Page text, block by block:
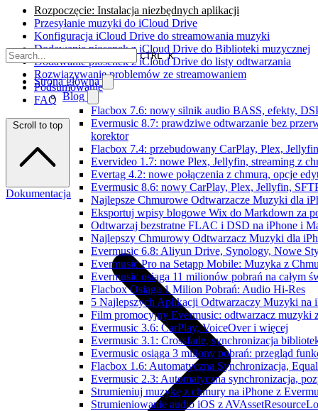
CTRL K
Strona główna
Blog
Flacbox 7.6: nowy silnik audio BASS, efekty,
Evermusic 8.7: prawdziwe odtwarzanie bez
korektor
Flacbox 7.4: przebudowany CarPlay, Plex,
Evervideo 1.7: nowe Plex, Jellyfin, streaming z
Evertag 4.2: nowe połączenia z chmurą, opcje
Evermusic 8.6: nowy CarPlay, Plex, Jellyfin,
Najlepsze Chmurowe Odtwarzacze Muzyki dla
Eksportuj wpisy blogowe Wix do Markdown za
Odtwarzaj bezstratne FLAC i DSD na iPhone i
Najlepszy Chmurowy Odtwarzacz Muzyki dla
Evermusic 6.8: Aliyun Drive, Synology, Nowe
Evermusic Pro na Setapp Mobile: Muzyka z
Evermusic osiąga 11 milionów pobrań na całym
Flacbox Osiąga 1 Milion Pobrań: Audio Hi-Res
5 Najlepszych Aplikacji Odtwarzaczy Muzyki na
Film promocyjny Evermusic: odtwarzacz muzyki
Evermusic 3.6: CarPlay, VoiceOver i więcej
Evermusic 3.1: Crossfade, synchronizacja
Evermusic osiąga 3 miliony pobrań: przegląd
Flacbox 1.6: Automatyczna Synchronizacja,
Evermusic 2.3: Automatyczna synchronizacja,
Strumieniuj muzykę z chmury na iPhone z
Strumieniowanie audio iOS z
Rozpoczęcie: Instalacja niezbędnych aplikacji
Przesyłanie muzyki do iCloud Drive
Konfiguracja iCloud Drive do streamowania muzyki
Dodawanie piosenek z iCloud Drive do Biblioteki muzycznej
Dodawanie piosenek z iCloud Drive do listy odtwarzania
Rozwiązywanie problemów ze streamowaniem
Podsumowanie
FAQ
Scroll to top
Dokumentacja